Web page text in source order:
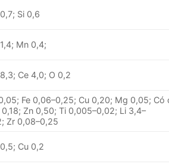
Si 0,6
Mn 0,4;
8,3; Ce 4,0; O 0,2
Fe 0,06–0,25; Cu 0,20; Mg 0,05; Có
0,18; Zn 0,50; Ti 0,005–0,02; Li 3,4–
Zr 0,08–0,25
Cu 0,2